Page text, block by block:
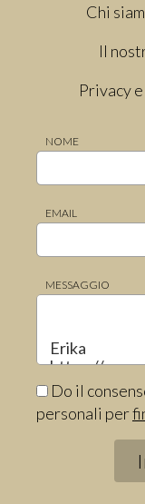
Chi
Il
Privacy
NOME
EMAIL
MESSAGGIO
Do il
personali per